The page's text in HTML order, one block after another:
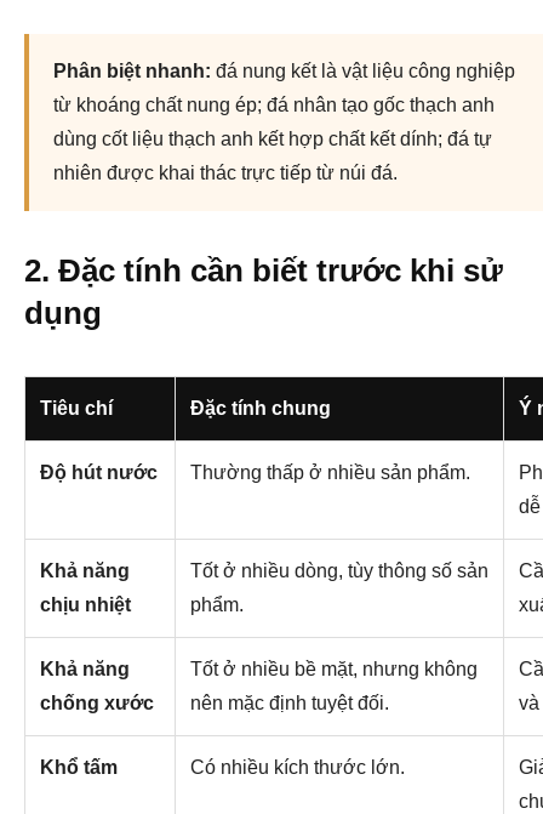
Phân biệt nhanh: đá nung kết là vật liệu công nghiệp
từ khoáng chất nung ép; đá nhân tạo gốc thạch anh
dùng cốt liệu thạch anh kết hợp chất kết dính; đá tự
nhiên được khai thác trực tiếp từ núi đá.
2. Đặc tính cần biết trước khi sử
dụng
Tiêu chí Đặc tính chung Ý
Độ hút nước Thường thấp ở nhiều sản phẩm.
Khả năng
chịu nhiệt
Tốt ở nhiều dòng, tùy thông số sản
phẩm.
Khả năng
chống xước
Tốt ở nhiều bề mặt, nhưng không
nên mặc định tuyệt đối.
và
Khổ tấm Có nhiều kích thước lớn.